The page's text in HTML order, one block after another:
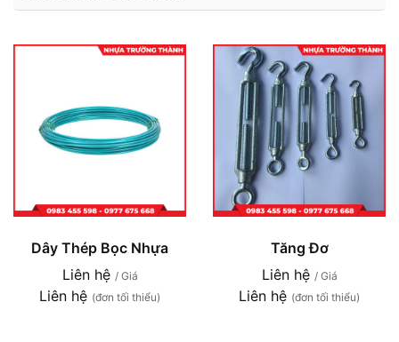
Dây Thép Bọc Nhựa
Liên hệ / Giá
Liên hệ (đơn tối thiểu)
Tăng Đơ
Liên hệ / Giá
Liên hệ (đơn tối thiểu)